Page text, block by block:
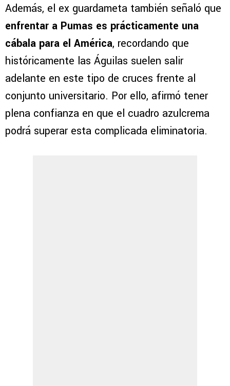
Además, el ex guardameta también señaló que
enfrentar a Pumas es prácticamente una
cábala para el América, recordando que
históricamente las Águilas suelen salir
adelante en este tipo de cruces frente al
conjunto universitario. Por ello, afirmó tener
plena confianza en que el cuadro azulcrema
podrá superar esta complicada eliminatoria.